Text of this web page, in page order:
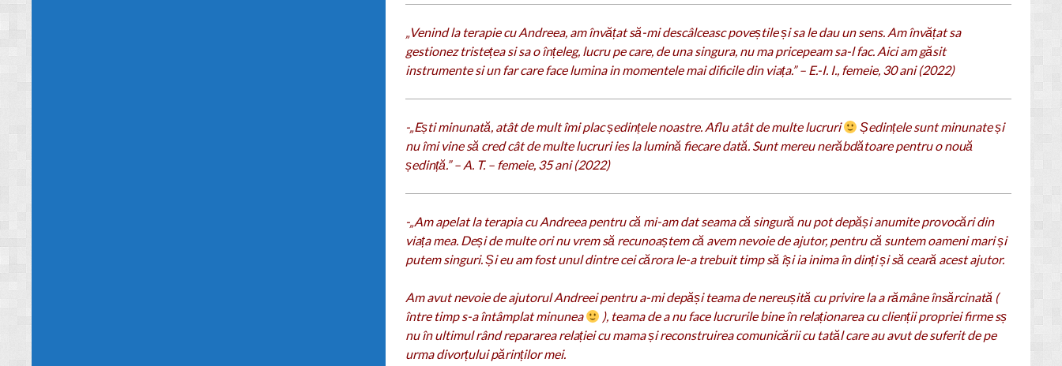
„Venind la terapie cu Andreea, am învățat să-mi descâlceasc poveștile și sa le dau un sens. Am învățat sa
gestionez tristețea si sa o înțeleg, lucru pe care, de una singura, nu ma pricepeam sa-l fac. Aici am găsit
instrumente si un far care face lumina in momentele mai dificile din viața.” – E.-I. I., femeie, 30 ani (2022)
-„Ești minunată, atât de mult îmi plac ședințele noastre. Aflu atât de multe lucruri
Ședințele sunt minunate și
nu îmi vine să cred cât de multe lucruri ies la lumină fiecare dată. Sunt mereu nerăbdătoare pentru o nouă
ședință.” – A. T. – femeie, 35 ani (2022)
-„Am apelat la terapia cu Andreea pentru că mi-am dat seama că singură nu pot depăși anumite provocări din
viața mea. Deși de multe ori nu vrem să recunoaștem că avem nevoie de ajutor, pentru că suntem oameni mari și
putem singuri. Și eu am fost unul dintre cei cărora le-a trebuit timp să își ia inima în dinți și să ceară acest ajutor.
Am avut nevoie de ajutorul Andreei pentru a-mi depăși teama de nereușită cu privire la a rămâne însărcinată (
între timp s-a întâmplat minunea
), teama de a nu face lucrurile bine în relaționarea cu clienții propriei firme sș
nu în ultimul rând repararea relației cu mama și reconstruirea comunicării cu tatăl care au avut de suferit de pe
urma divorțului părinților mei.